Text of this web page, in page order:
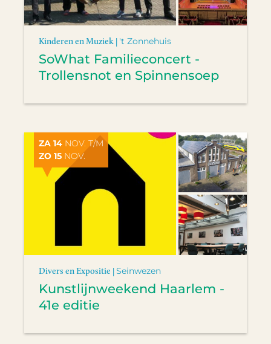
Kinderen en Muziek | 't Zonnehuis
SoWhat Familieconcert -
Trollensnot en Spinnensoep
ZA 14 NOV. T/M
ZO 15 NOV.
Divers en Expositie |Seinwezen
Kunstlijnweekend Haarlem -
41e editie